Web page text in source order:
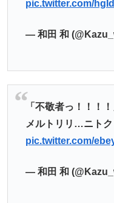
pic.twitter.com/
— 和田 和
「不敬者っ！！！！
メルトリリ…ニトク
pic.twitter.com/
— 和田 和